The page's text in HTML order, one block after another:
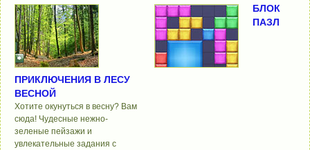
ПРИКЛЮЧЕНИЯ В ЛЕСУ
ВЕСНОЙ
Хотите окунуться в весну? Вам
сюда! Чудесные нежно-
зеленые пейзажи и
увлекательные задания с
БЛОК
ПАЗЛ